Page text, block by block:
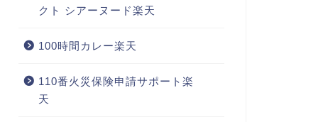
クト シアーヌード楽天
100時間カレー楽天
110番火災保険申請サポート楽
天